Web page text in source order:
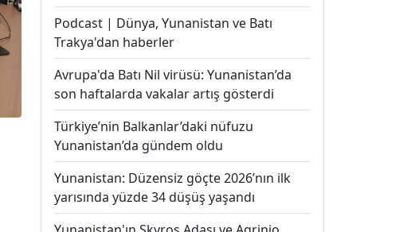
Podcast | Dünya, Yunanistan ve Batı
Trakya'dan haberler
Avrupa'da Batı Nil virüsü: Yunanistan’da
son haftalarda vakalar artış gösterdi
Türkiye’nin Balkanlar’daki nüfuzu
Yunanistan’da gündem oldu
Yunanistan: Düzensiz göçte 2026’nın ilk
yarısında yüzde 34 düşüş yaşandı